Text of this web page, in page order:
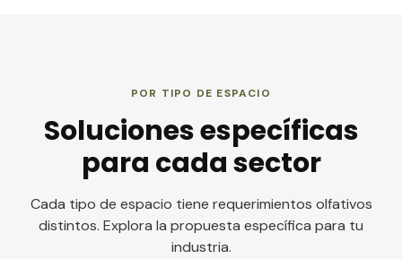
POR TIPO DE ESPACIO
Soluciones específicas
para cada sector
Cada tipo de espacio tiene requerimientos olfativos
distintos. Explora la propuesta específica para tu
industria.